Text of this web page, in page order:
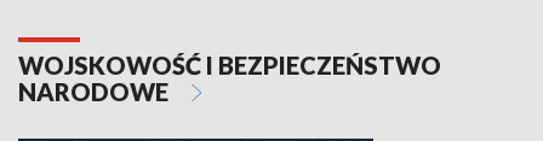
WOJSKOWOŚĆ I BEZPIECZEŃSTWO
NARODOWE